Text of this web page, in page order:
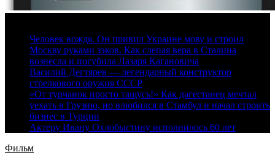
Человек вождя. Он привил Украине мову и строил
Москву руками зэков. Как слепая вера в Сталина
вознесла и погубила Лазаря Кагановича
Василий Дегтярев — легендарный конструктор
стрелкового оружия СССР
«От турчанок просто тащусь!» Как дагестанец мечтал
уехать в Грузию, но влюбился в Стамбул и начал строить
бизнес в Турции
Актеру Ивану Охлобыстину исполнилось 60 лет
Фильм